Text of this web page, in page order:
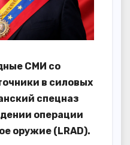
СМИ со
в силовых
спецназ
операции
оружие (LRAD).